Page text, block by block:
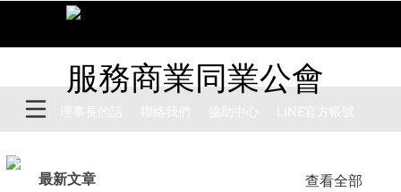
最新文章 查看全部